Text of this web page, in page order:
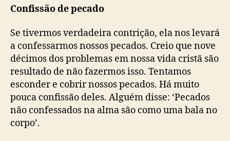
Confissão de pecado
Se tivermos verdadeira contrição, ela nos levará
a confessarmos nossos pecados. Creio que nove
décimos dos problemas em nossa vida cristã são
resultado de não fazermos isso. Tentamos
esconder e cobrir nossos pecados. Há muito
pouca confissão deles. Alguém disse: ‘Pecados
não confessados na alma são como uma bala no
corpo’.